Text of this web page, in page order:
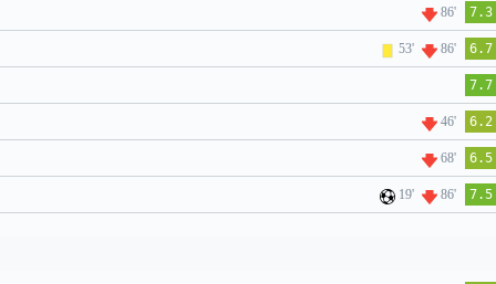
86' 7.3
53' 86' 6.7
7.7
46' 6.2
68' 6.5
19' 86' 7.5